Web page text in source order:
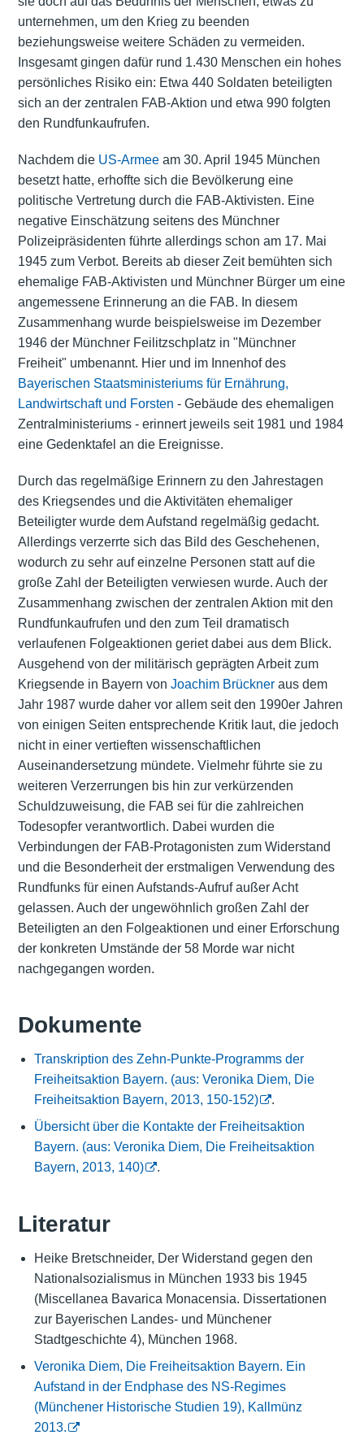
unternehmen, um den Krieg zu beenden
beziehungsweise weitere Schäden zu vermeiden.
Insgesamt gingen dafür rund 1.430 Menschen ein hohes
persönliches Risiko ein: Etwa 440 Soldaten beteiligten
sich an der zentralen FAB-Aktion und etwa 990 folgten
den Rundfunkaufrufen.
Nachdem die US-Armeeam 30. April 1945 München
besetzt hatte, erhoffte sich die Bevölkerung eine
politische Vertretung durch die FAB-Aktivisten. Eine
negative Einschätzung seitens des Münchner
Polizeipräsidenten führte allerdings schon am 17. Mai
1945 zum Verbot. Bereits ab dieser Zeit bemühten sich
ehemalige FAB-Aktivisten und Münchner Bürger um eine
angemessene Erinnerung an die FAB. In diesem
Zusammenhang wurde beispielsweise im Dezember
1946 der Münchner Feilitzschplatz in "Münchner
Freiheit" umbenannt. Hier und im Innenhof des
Bayerischen Staatsministeriums für Ernährung,
Landwirtschaft und Forsten - Gebäude des ehemaligen
Zentralministeriums - erinnert jeweils seit 1981 und 1984
eine Gedenktafel an die Ereignisse.
Durch das regelmäßige Erinnern zu den Jahrestagen
des Kriegsendes und die Aktivitäten ehemaliger
Beteiligter wurde dem Aufstand regelmäßig gedacht.
Allerdings verzerrte sich das Bild des Geschehenen,
wodurch zu sehr auf einzelne Personen statt auf die
große Zahl der Beteiligten verwiesen wurde. Auch der
Zusammenhang zwischen der zentralen Aktion mit den
Rundfunkaufrufen und den zum Teil dramatisch
verlaufenen Folgeaktionen geriet dabei aus dem Blick.
Ausgehend von der militärisch geprägten Arbeit zum
Kriegsende in Bayern von Joachim Brückneraus dem
Jahr 1987 wurde daher vor allem seit den 1990er Jahren
von einigen Seiten entsprechende Kritik laut, die jedoch
nicht in einer vertieften wissenschaftlichen
Auseinandersetzung mündete. Vielmehr führte sie zu
weiteren Verzerrungen bis hin zur verkürzenden
Schuldzuweisung, die FAB sei für die zahlreichen
Todesopfer verantwortlich. Dabei wurden die
Verbindungen der FAB-Protagonisten zum Widerstand
und die Besonderheit der erstmaligen Verwendung des
Rundfunks für einen Aufstands-Aufruf außer Acht
gelassen. Auch der ungewöhnlich großen Zahl der
Beteiligten an den Folgeaktionen und einer Erforschung
der konkreten Umstände der 58 Morde war nicht
nachgegangen worden.
Dokumente
Transkription des Zehn-Punkte-Programms der
Freiheitsaktion Bayern. (aus: Veronika Diem, Die
Freiheitsaktion Bayern, 2013, 150-152)
.
Übersicht über die Kontakte der Freiheitsaktion
Bayern. (aus: Veronika Diem, Die Freiheitsaktion
Bayern, 2013, 140)
.
Literatur
Heike Bretschneider, Der Widerstand gegen den
Nationalsozialismus in München 1933 bis 1945
(Miscellanea Bavarica Monacensia. Dissertationen
zur Bayerischen Landes- und Münchener
Stadtgeschichte 4), München 1968.
Veronika Diem, Die Freiheitsaktion Bayern. Ein
Aufstand in der Endphase des NS-Regimes
(Münchener Historische Studien 19), Kallmünz
2013.